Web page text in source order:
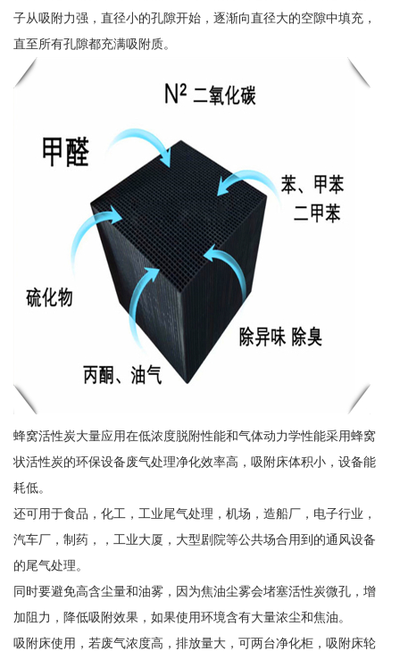
子从吸附力强，直径小的孔隙开始，逐渐向直径大的空隙中填充，
直至所有孔隙都充满吸附质。
蜂窝活性炭大量应用在低浓度脱附性能和气体动力学性能采用蜂窝
状活性炭的环保设备废气处理净化效率高，吸附床体积小，设备能
耗低。
还可用于食品，化工，工业尾气处理，机场，造船厂，电子行业，
汽车厂，制药，，工业大厦，大型剧院等公共场合用到的通风设备
的尾气处理。
同时要避免高含尘量和油雾，因为焦油尘雾会堵塞活性炭微孔，增
加阻力，降低吸附效果，如果使用环境含有大量浓尘和焦油。
吸附床使用，若废气浓度高，排放量大，可两台净化柜，吸附床轮